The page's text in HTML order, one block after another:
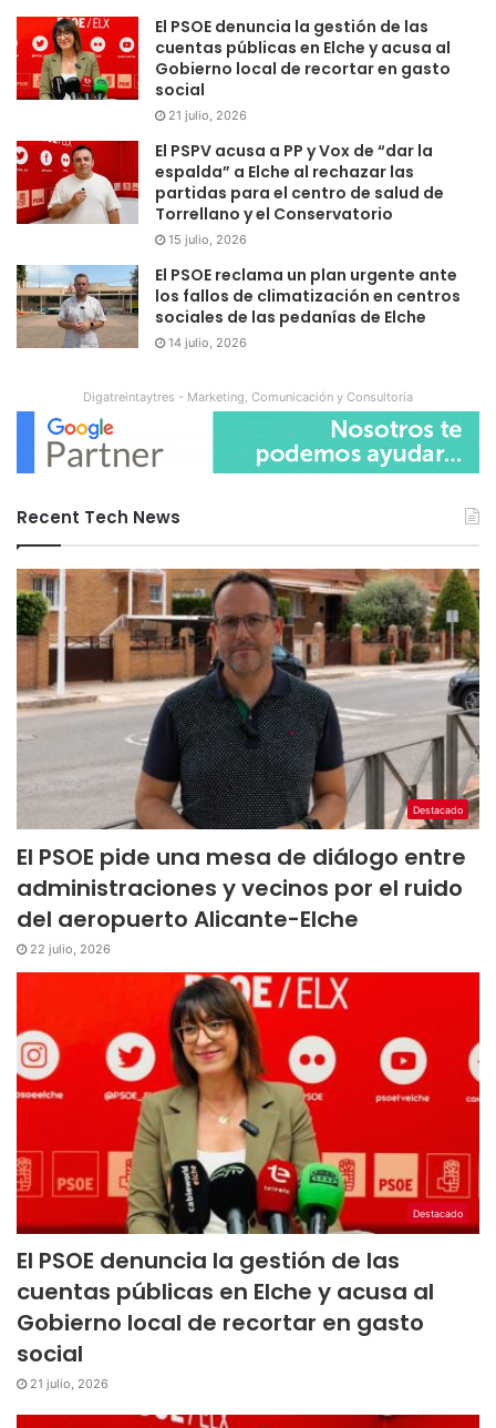
El PSOE denuncia la gestión de las
cuentas públicas en Elche y acusa al
Gobierno local de recortar en gasto
social
21 julio, 2026
El PSPV acusa a PP y Vox de “dar la
espalda” a Elche al rechazar las
partidas para el centro de salud de
Torrellano y el Conservatorio
15 julio, 2026
El PSOE reclama un plan urgente ante
los fallos de climatización en centros
sociales de las pedanías de Elche
14 julio, 2026
Digatreintaytres - Marketing, Comunicación y Consultoría
Recent Tech News
Destacado
El PSOE pide una mesa de diálogo entre
administraciones y vecinos por el ruido
del aeropuerto Alicante-Elche
22 julio, 2026
Destacado
El PSOE denuncia la gestión de las
cuentas públicas en Elche y acusa al
Gobierno local de recortar en gasto
social
21 julio, 2026